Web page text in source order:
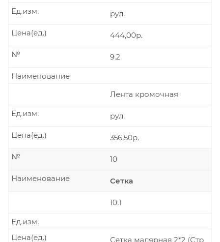
рул.
Ед.изм.
444,00р.
Цена(ед.)
9.2
№
Наименование
Лента кромочная
рул.
Ед.изм.
356,50р.
Цена(ед.)
10
№
Сетка
Наименование
10.1
Ед.изм.
Сетка малярная 2*2 (Стр
Цена(ед.)